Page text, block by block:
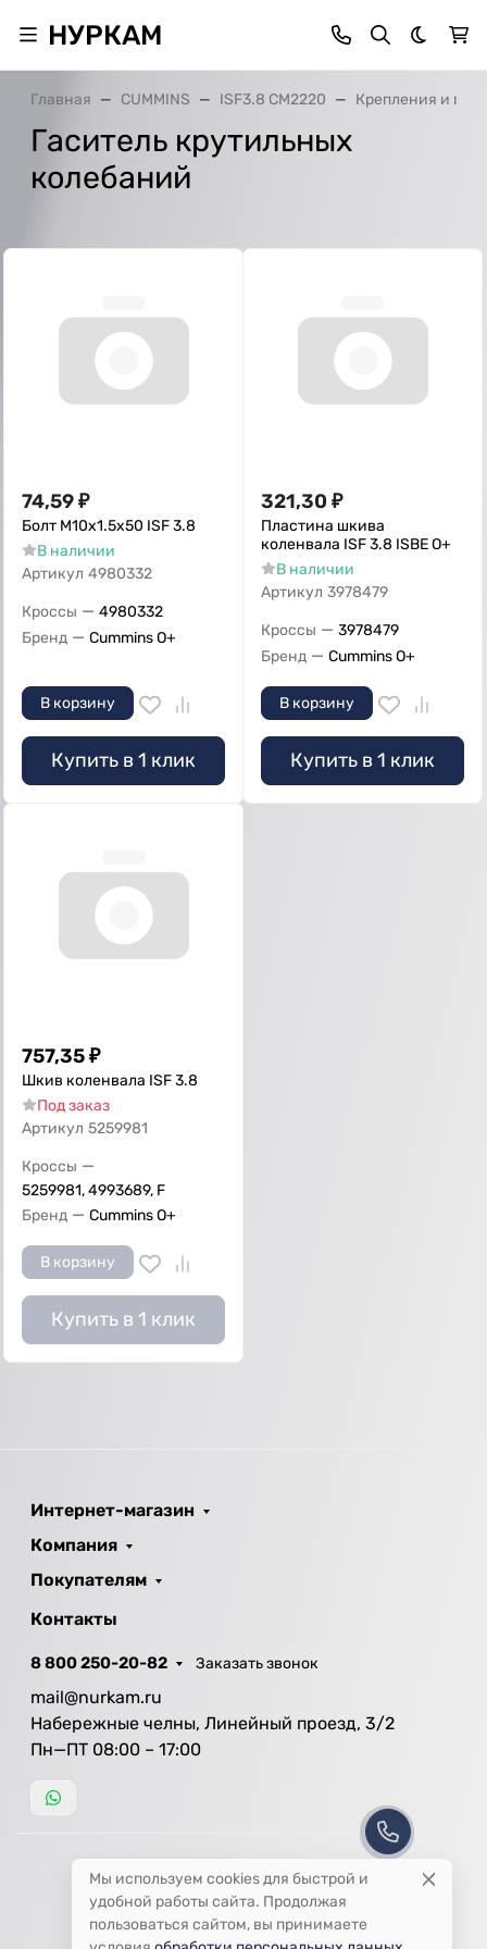
НУРКАМ Темная
Главная CUMMINS ISF3.8 CM2220 Крепления и
Гаситель крутильных
колебаний
74,59₽
Болт M10x1.5x50 ISF 3.8
В наличии
Артикул 4980332
Кроссы — 4980332
Бренд — Cummins O+
В корзину
Купить в 1 клик
321,30 ₽
Пластина шкива
коленвала ISF 3.8 ISBE О+
В наличии
Артикул 3978479
Кроссы — 3978479
Бренд — Cummins O+
В корзину
Купить в 1 клик
757,35₽
Шкив коленвала ISF 3.8
Под заказ
Артикул 5259981
Кроссы —
5259981, 4993689, F
Бренд — Cummins O+
В корзину
Купить в 1 клик
Интернет-магазин
Компания
Покупателям
Контакты
8 800 250-20-82 Заказать звонок
mail@nurkam.ru
Набережные челны, Линейный проезд, 3/2
Пн—ПТ 08:00 – 17:00
Мы используем cookies для быстрой и
удобной работы сайта. Продолжая
пользоваться сайтом, вы принимаете